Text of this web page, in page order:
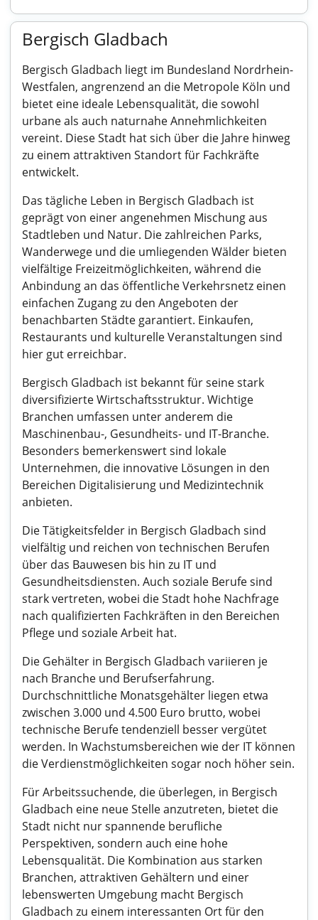
Bergisch Gladbach
Bergisch Gladbach liegt im Bundesland Nordrhein-
Westfalen, angrenzend an die Metropole Köln und
bietet eine ideale Lebensqualität, die sowohl
urbane als auch naturnahe Annehmlichkeiten
vereint. Diese Stadt hat sich über die Jahre hinweg
zu einem attraktiven Standort für Fachkräfte
entwickelt.
Das tägliche Leben in Bergisch Gladbach ist
geprägt von einer angenehmen Mischung aus
Stadtleben und Natur. Die zahlreichen Parks,
Wanderwege und die umliegenden Wälder bieten
vielfältige Freizeitmöglichkeiten, während die
Anbindung an das öffentliche Verkehrsnetz einen
einfachen Zugang zu den Angeboten der
benachbarten Städte garantiert. Einkaufen,
Restaurants und kulturelle Veranstaltungen sind
hier gut erreichbar.
Bergisch Gladbach ist bekannt für seine stark
diversifizierte Wirtschaftsstruktur. Wichtige
Branchen umfassen unter anderem die
Maschinenbau-, Gesundheits- und IT-Branche.
Besonders bemerkenswert sind lokale
Unternehmen, die innovative Lösungen in den
Bereichen Digitalisierung und Medizintechnik
anbieten.
Die Tätigkeitsfelder in Bergisch Gladbach sind
vielfältig und reichen von technischen Berufen
über das Bauwesen bis hin zu IT und
Gesundheitsdiensten. Auch soziale Berufe sind
stark vertreten, wobei die Stadt hohe Nachfrage
nach qualifizierten Fachkräften in den Bereichen
Pflege und soziale Arbeit hat.
Die Gehälter in Bergisch Gladbach variieren je
nach Branche und Berufserfahrung.
Durchschnittliche Monatsgehälter liegen etwa
zwischen 3.000 und 4.500 Euro brutto, wobei
technische Berufe tendenziell besser vergütet
werden. In Wachstumsbereichen wie der IT können
die Verdienstmöglichkeiten sogar noch höher sein.
Für Arbeitssuchende, die überlegen, in Bergisch
Gladbach eine neue Stelle anzutreten, bietet die
Stadt nicht nur spannende berufliche
Perspektiven, sondern auch eine hohe
Lebensqualität. Die Kombination aus starken
Branchen, attraktiven Gehältern und einer
lebenswerten Umgebung macht Bergisch
Gladbach zu einem interessanten Ort für den